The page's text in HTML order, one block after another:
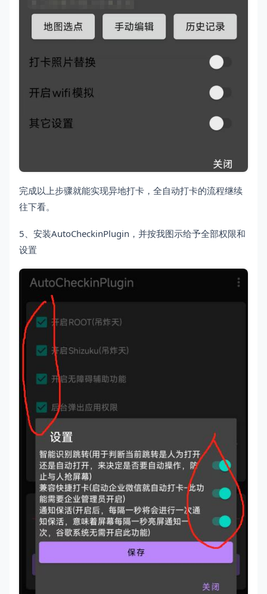
完成以上步骤就能实现异地打卡，全自动打卡的流程继续
往下看。
5、安装AutoCheckinPlugin，并按我图示给予全部权限和
设置